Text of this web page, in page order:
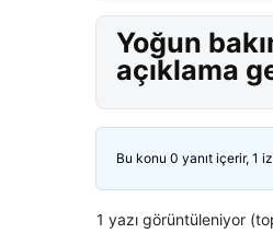
Yoğun
açıklama
Bu konu 0 yanıt içerir, 1
1 yazı görüntüleniyor